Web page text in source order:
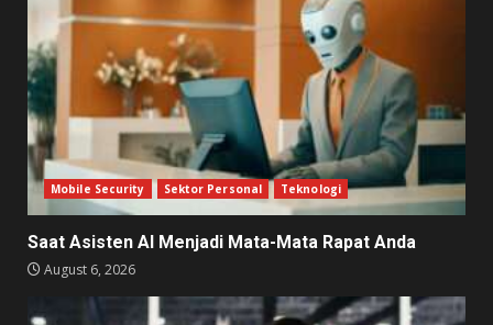
Mobile Security Sektor Personal Teknologi
Saat Asisten AI Menjadi Mata-Mata Rapat Anda
August 6, 2026